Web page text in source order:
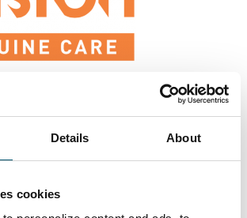
Details About
cookies
Care